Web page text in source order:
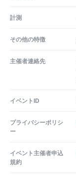
計測
その他の特徴
主催者連絡先
イベントID
プライバシーポリシ
ー
イベント主催者申込
規約